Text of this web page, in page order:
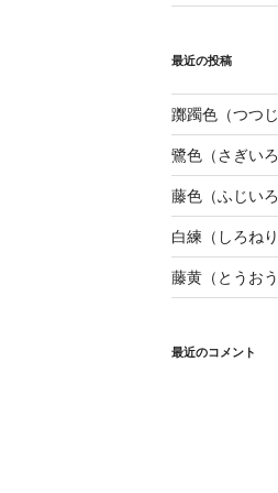
最近の投稿
躑躅色（つつ
鷺色（さぎい
藤色（ふじい
白練（しろね
藤黄（とうお
最近のコメント